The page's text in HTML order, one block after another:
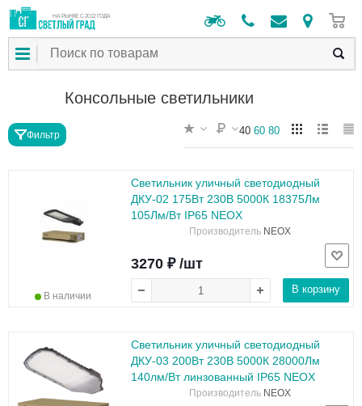
НА РЫНКЕ С 2012 ГОДА
Консольные светильники
Фильтр 40 60 80
Светильник уличный светодиодный
ДКУ-02 175Вт 230В 5000К 18375Лм
105Лм/Вт IP65 NEOX
Производитель NEOX
В наличии
3270 ₽ /шт
В корзину
Светильник уличный светодиодный
ДКУ-03 200Вт 230В 5000К 28000Лм
140лм/Вт линзованный IP65 NEOX
Производитель NEOX